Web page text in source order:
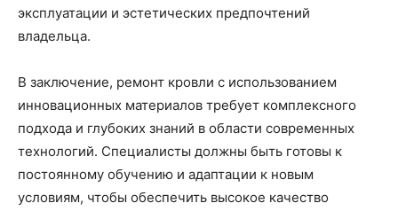
эксплуатации и эстетических предпочтений
владельца.
В заключение, ремонт кровли с использованием
инновационных материалов требует комплексного
подхода и глубоких знаний в области современных
технологий. Специалисты должны быть готовы к
постоянному обучению и адаптации к новым
условиям, чтобы обеспечить высокое качество